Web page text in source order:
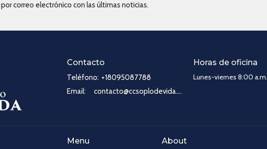
correo electrónico con las últimas noticias.
Contacto
Teléfono: +18095087788
Email: contacto@ccsoplodevida.com
Horas de oficina
Lunes-viernes 8:00
Menu About